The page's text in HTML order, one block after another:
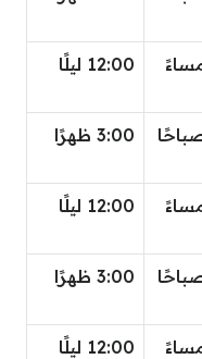
12:00 ليلًا
3:00 ظهرًا
12:00 ليلًا
3:00 ظهرًا
12:00 ليلًا